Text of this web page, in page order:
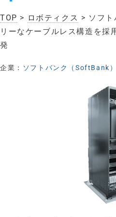
TOP > ロボティクス > ソフ
リーなケーブルレス構造を採
発
企業： ソフトバンク（SoftBank）